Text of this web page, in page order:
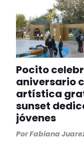
Pocito
aniversario
artística
sunset
jóvenes
PorFabiana